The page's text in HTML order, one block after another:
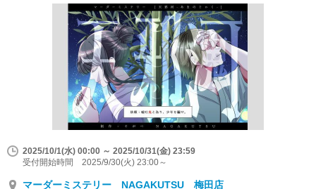
2025/10/1(水) 00:00 ～ 2025/10/31(金) 23:59
受付開始時間 2025/9/30(火) 23:00～
マーダーミステリー NAGAKUTSU 梅田店